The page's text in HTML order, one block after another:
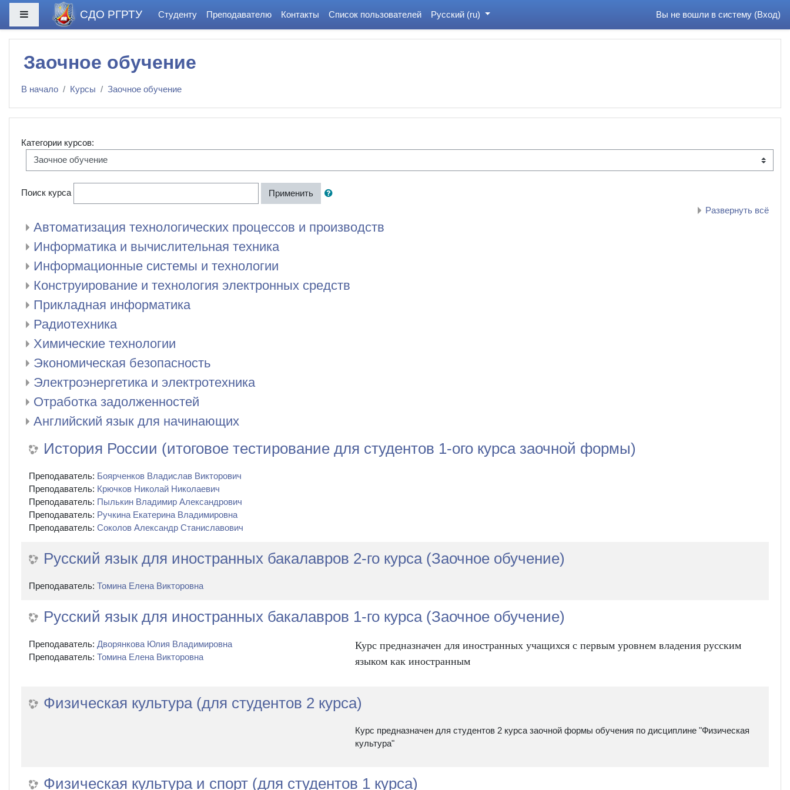
Перейти к основному содержанию
Боковая панельСДО РГРТУ Студенту Преподавателю Контакты Список пользователей Русский ‎(ru)‎ Вы не вошли в систему (Вход)
Заочное обучение
В начало Курсы Заочное обучение
Категории курсов:
Поиск курса
Применить
Развернуть всё
Автоматизация технологических процессов и производств
Информатика и вычислительная техника
Информационные системы и технологии
Конструирование и технология электронных средств
Прикладная информатика
Радиотехника
Химические технологии
Экономическая безопасность
Электроэнергетика и электротехника
Отработка задолженностей
Английский язык для начинающих
История России (итоговое тестирование для студентов 1-ого курса заочной формы)
Преподаватель: Боярченков Владислав Викторович
Преподаватель: Крючков Николай Николаевич
Преподаватель: Пылькин Владимир Александрович
Преподаватель: Ручкина Екатерина Владимировна
Преподаватель: Соколов Александр Станиславович
Русский язык для иностранных бакалавров 2-го курса (Заочное обучение)
Преподаватель: Томина Елена Викторовна
Русский язык для иностранных бакалавров 1-го курса (Заочное обучение)
Курс предназначен для иностранных учащихся с первым уровнем владения русским
языком как иностранным
Преподаватель: Дворянкова Юлия Владимировна
Преподаватель: Томина Елена Викторовна
Физическая культура (для студентов 2 курса)
Курс предназначен для студентов 2 курса заочной формы обучения по дисциплине "Физическая
культура"
Физическая культура и спорт (для студентов 1 курса)